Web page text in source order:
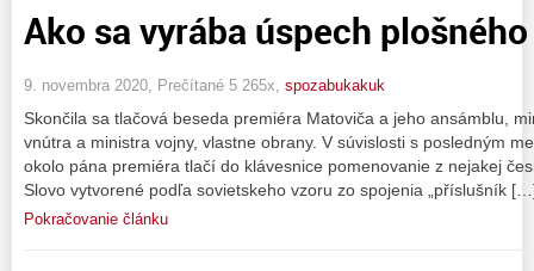
Ako sa vyrába úspech
9. novembra 2020, Prečítané 5 265x, spozabukakuk
Skončila sa tlačová beseda premiéra Matoviča a jeho ansámblu,
vnútra a ministra vojny, vlastne obrany. V súvislosti s posledným
okolo pána premiéra tlačí do klávesnice pomenovanie z nejakej
Slovo vytvorené podľa sovietskeho vzoru zo spojenia „příslušník
Pokračovanie článku